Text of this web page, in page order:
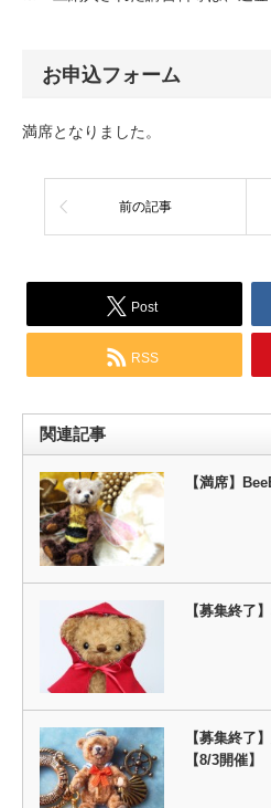
お申込フォーム
満席となりました。
前の記事
Post
RSS
関連記事
【満席】
【募集終了
【募集終了
【8/3開催】